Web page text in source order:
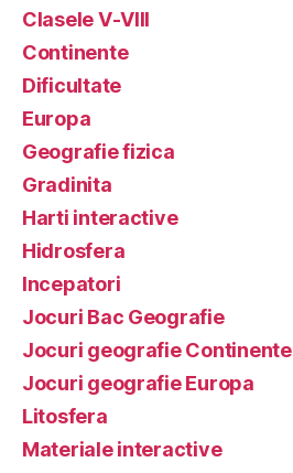
Clasele V-VIII
Continente
Dificultate
Europa
Geografie fizica
Gradinita
Harti interactive
Hidrosfera
Incepatori
Jocuri Bac Geografie
Jocuri geografie Continente
Jocuri geografie Europa
Litosfera
Materiale interactive